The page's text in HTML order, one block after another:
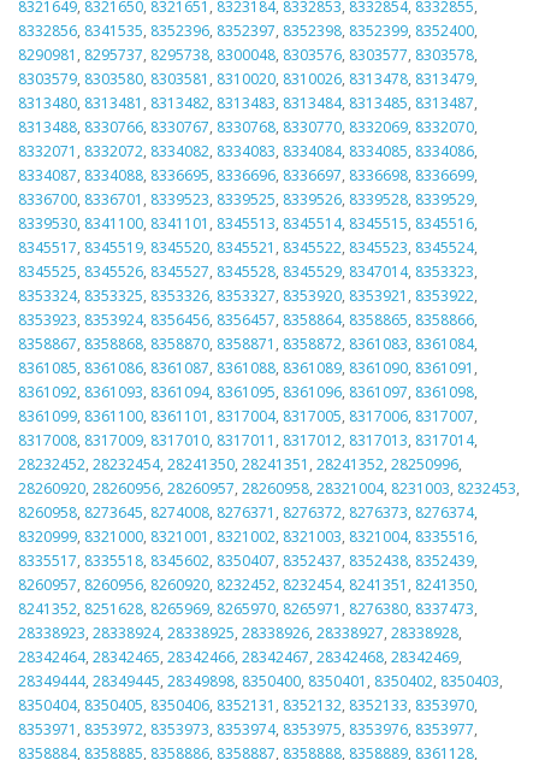
8321649, 8321650, 8321651 , 8323184, 8332853, 8332854, 8332855,
8332856, 8341535, 8352396, 8352397, 8352398, 8352399, 8352400,
8290981 , 8295737, 8295738, 8300048, 8303576, 8303577, 8303578,
8303579, 8303580, 8303581 , 8310020, 8310026, 8313478, 8313479,
8313480, 8313481 , 8313482, 8313483, 8313484, 8313485, 8313487,
8313488, 8330766, 8330767, 8330768, 8330770, 8332069, 8332070,
8332071 , 8332072, 8334082, 8334083, 8334084, 8334085, 8334086,
8334087, 8334088, 8336695, 8336696, 8336697, 8336698, 8336699,
8336700, 8336701 , 8339523, 8339525, 8339526, 8339528, 8339529,
8339530, 8341100, 8341101 , 8345513, 8345514, 8345515, 8345516,
8345517, 8345519, 8345520, 8345521 , 8345522, 8345523, 8345524,
8345525, 8345526, 8345527, 8345528, 8345529, 8347014, 8353323,
8353324, 8353325, 8353326, 8353327, 8353920, 8353921 , 8353922,
8353923, 8353924, 8356456, 8356457, 8358864, 8358865, 8358866,
8358867, 8358868, 8358870, 8358871 , 8358872, 8361083, 8361084,
8361085, 8361086, 8361087, 8361088, 8361089, 8361090, 8361091 ,
8361092, 8361093, 8361094, 8361095, 8361096, 8361097, 8361098,
8361099, 8361100, 8361101 , 8317004, 8317005, 8317006, 8317007,
8317008, 8317009, 8317010, 8317011 , 8317012, 8317013, 8317014,
28232452, 28232454, 28241350, 28241351 , 28241352, 28250996,
28260920, 28260956, 28260957, 28260958, 28321004, 8231003, 8232453,
8260958, 8273645, 8274008, 8276371 , 8276372, 8276373, 8276374,
8320999, 8321000, 8321001 , 8321002, 8321003, 8321004, 8335516,
8335517, 8335518, 8345602, 8350407, 8352437, 8352438, 8352439,
8260957, 8260956, 8260920, 8232452, 8232454, 8241351 , 8241350,
8241352, 8251628, 8265969, 8265970, 8265971 , 8276380, 8337473,
28338923, 28338924, 28338925, 28338926, 28338927, 28338928,
28342464, 28342465, 28342466, 28342467, 28342468, 28342469,
28349444, 28349445, 28349898, 8350400, 8350401 , 8350402, 8350403,
8350404, 8350405, 8350406, 8352131 , 8352132, 8352133, 8353970,
8353971 , 8353972, 8353973, 8353974, 8353975, 8353976, 8353977,
8358884, 8358885, 8358886, 8358887, 8358888, 8358889, 8361128,